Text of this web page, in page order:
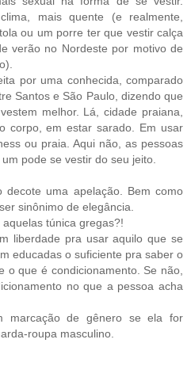
mais quente (e realmente,
ou um porre ter que vestir calça
verão no Nordeste por motivo de
por uma conhecida, comparado
Santos e São Paulo, dizendo que
melhor. Lá, cidade praiana,
corpo, em estar sarado. Em usar
ou praia. Aqui não, as pessoas
pode se vestir do seu jeito.
decote uma apelação. Bem como
sinônimo de elegância.
túnica gregas?!
liberdade pra usar aquilo que se
educadas o suficiente pra saber o
o que é condicionamento. Se não,
no que a pessoa acha
marcação de gênero se ela for
roupa masculino.